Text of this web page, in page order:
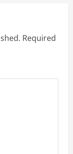
Required